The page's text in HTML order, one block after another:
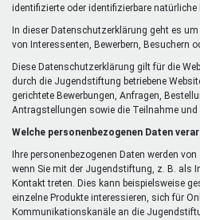
identifizierte oder identifizierbare natürliche
In dieser Datenschutzerklärung geht es
von Interessenten, Bewerbern, Besuchern
Diese Datenschutzerklärung gilt für die
durch die Jugendstiftung betriebene
gerichtete Bewerbungen, Anfragen,
Antragstellungen sowie die Teilnahme
Welche personenbezogenen Daten
Ihre personenbezogenen Daten werden
wenn Sie mit der Jugendstiftung, z. B. als
Kontakt treten. Dies kann beispielsweise
einzelne Produkte interessieren, sich für
Kommunikationskanäle an die